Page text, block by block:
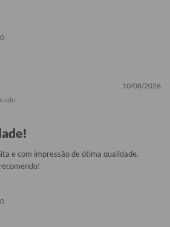
0
10/08/2026
e com impressão de ótima qualidade.
0